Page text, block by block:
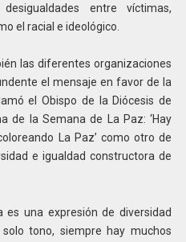
entre víctimas,
el racial e ideológico.
las diferentes organizaciones
el mensaje en favor de la
el Obispo de la Diócesis de
de la Semana de La Paz: ‘Hay
La Paz’ como otro de
e igualdad constructora de
es una expresión de diversidad
tono, siempre hay muchos